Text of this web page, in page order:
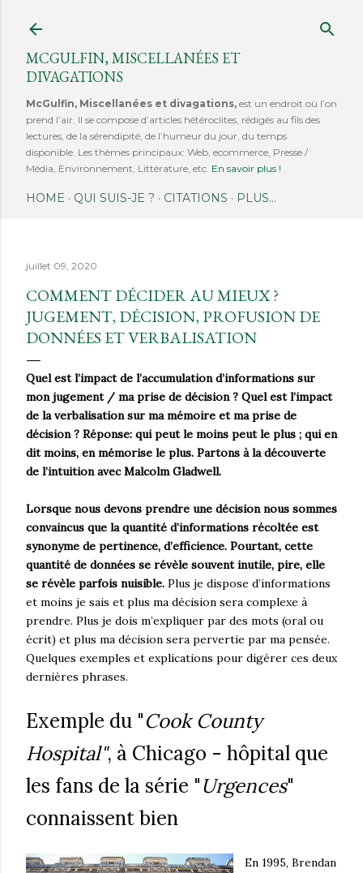
MCGULFIN, MISCELLANÉES ET
DIVAGATIONS
McGulfin, Miscellanées et divagations, est un endroit où l’on
prend l’air. Il se compose d’articles hétéroclites, rédigés au fils des
lectures, de la sérendipité, de l’humeur du jour, du temps
disponible. Les thèmes principaux: Web, ecommerce, Presse /
Média, Environnement, Littérature, etc. En savoir plus !
HOME QUI SUIS-JE ? CITATIONS PLUS…
juillet 09, 2020
COMMENT DÉCIDER AU MIEUX ?
JUGEMENT, DÉCISION, PROFUSION DE
DONNÉES ET VERBALISATION
Quel est l’impact de l’accumulation d’informations sur
mon jugement / ma prise de décision ? Quel est l’impact
de la verbalisation sur ma mémoire et ma prise de
décision ? Réponse: qui peut le moins peut le plus ; qui en
dit moins, en mémorise le plus. Partons à la découverte
de l’intuition avec Malcolm Gladwell.
Lorsque nous devons prendre une décision nous sommes
convaincus que la quantité d’informations récoltée est
synonyme de pertinence, d’efficience. Pourtant, cette
quantité de données se révèle souvent inutile, pire, elle
se révèle parfois nuisible. Plus je dispose d’informations
et moins je sais et plus ma décision sera complexe à
prendre. Plus je dois m’expliquer par des mots (oral ou
écrit) et plus ma décision sera pervertie par ma pensée.
Quelques exemples et explications pour digérer ces deux
dernières phrases.
Exemple du "Cook County
Hospital", à Chicago - hôpital que
les fans de la série "Urgences"
connaissent bien
En 1995, Brendan